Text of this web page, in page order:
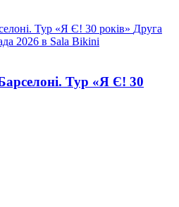
Тур «Я Є! 30 років» Друга
2026 в Sala Bikini
Тур «Я Є! 30